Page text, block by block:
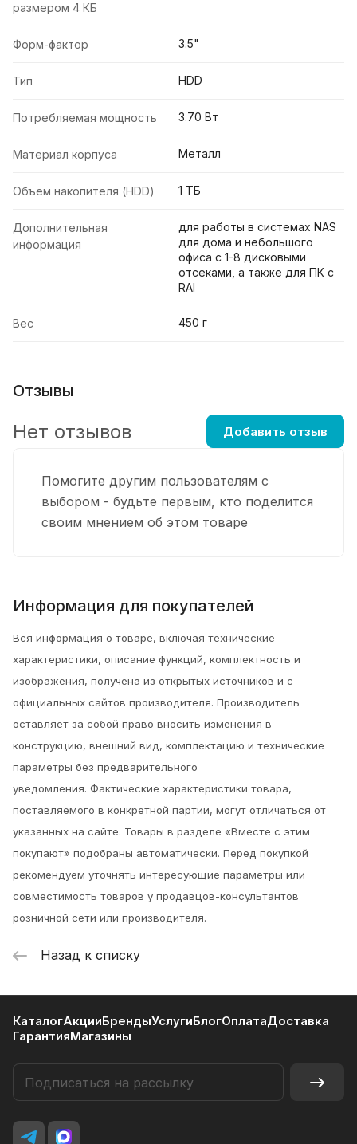
размером 4 КБ
Форм-фактор 3.5"
Тип HDD
Потребляемая мощность 3.70 Вт
Материал корпуса Металл
Объем накопителя (HDD) 1 ТБ
Дополнительная
информация
для работы в системах NAS
для дома и небольшого
офиса с 1-8 дисковыми
отсеками, а также для ПК с
RAI
Вес 450 г
Отзывы
Помогите другим пользователям с
выбором - будьте первым, кто поделится
своим мнением об этом товаре
Нет отзывов Добавить отзыв
Информация для покупателей
Вся информация о товаре, включая технические
характеристики, описание функций, комплектность и
изображения, получена из открытых источников и с
официальных сайтов производителя. Производитель
оставляет за собой право вносить изменения в
конструкцию, внешний вид, комплектацию и технические
параметры без предварительного
уведомления. Фактические характеристики товара,
поставляемого в конкретной партии, могут отличаться от
указанных на сайте. Товары в разделе «Вместе с этим
покупают» подобраны автоматически. Перед покупкой
рекомендуем уточнять интересующие параметры или
совместимость товаров у продавцов-консультантов
розничной сети или производителя.
Назад к списку
КаталогАкцииБрендыУслугиБлогОплатаДоставка
ГарантияМагазины